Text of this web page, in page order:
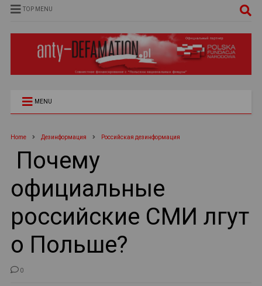
TOP MENU
MENU
Home Дезинформация Российская дезинформация
Почему
официальные
российские СМИ лгут
о Польше?
0